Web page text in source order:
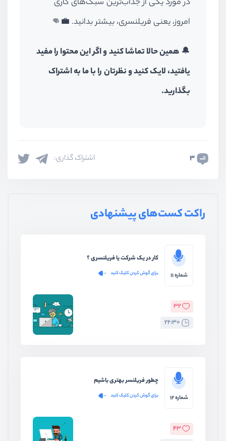
در مورد یکی از جذاب‌ترین سبک‌های کاری
امروز، یعنی فریلنسری، بیشتر بدانید. 💼👊
🔔همین حالا تماشا کنید و اگر این محتوا را مفید
یافتید، لایک کنید و نظرتان را با ما به اشتراک
بگذارید.
3 اشتراک گذاری:
راکت کست‌های پیشنهادی
شماره 11
کار در یک شرکت یا فریلنسری ؟
برای گوش کردن کلیک کنید
32
22:30
شماره 12
چطور فریلنسر بهتری باشیم
برای گوش کردن کلیک کنید
43